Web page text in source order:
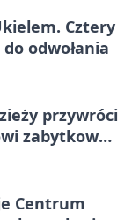
Cztery
odwołania
przywróci
zabytkowy
Centrum